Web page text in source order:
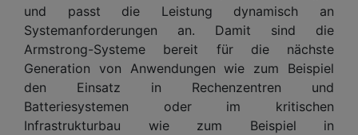
und passt die Leistung dynamisch an
Systemanforderungen an. Damit sind die
Armstrong-Systeme bereit für die nächste
Generation von Anwendungen wie zum Beispiel
den Einsatz in Rechenzentren und
Batteriesystemen oder im kritischen
Infrastrukturbau wie zum Beispiel in